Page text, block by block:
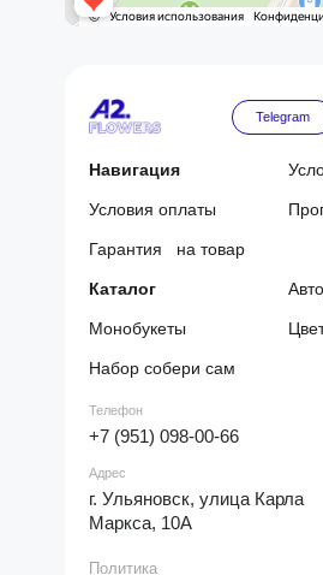
г. Ульяновск, улица Карла
Маркса, 10А
+7 (951) 098-00-66
Телефон
Адрес
Каталог
Монобукеты
Набор собери сам
Гарантия на товар
Условия оплаты
Навигация
Политика
Telegram